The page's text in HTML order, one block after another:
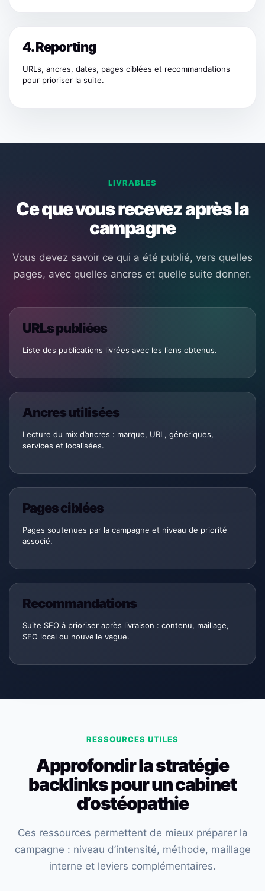
4. Reporting
URLs, ancres, dates, pages ciblées et recommandations
pour prioriser la suite.
LIVRABLES
Ce que vous recevez après la
campagne
Vous devez savoir ce qui a été publié, vers quelles
pages, avec quelles ancres et quelle suite donner.
URLs publiées
Liste des publications livrées avec les liens obtenus.
Ancres utilisées
Lecture du mix d’ancres : marque, URL, génériques,
services et localisées.
Pages ciblées
Pages soutenues par la campagne et niveau de priorité
associé.
Recommandations
Suite SEO à prioriser après livraison : contenu, maillage,
SEO local ou nouvelle vague.
RESSOURCES UTILES
Approfondir la stratégie
backlinks pour un cabinet
d’ostéopathie
Ces ressources permettent de mieux préparer la
campagne : niveau d’intensité, méthode, maillage
interne et leviers complémentaires.